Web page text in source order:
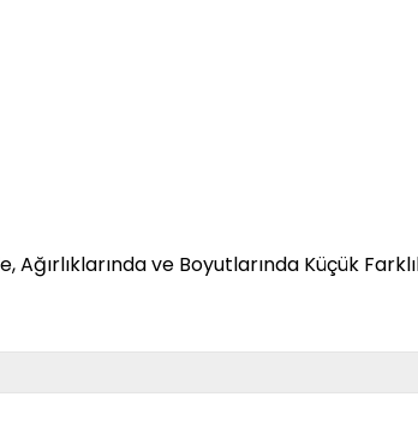
ve Boyutlarında Küçük